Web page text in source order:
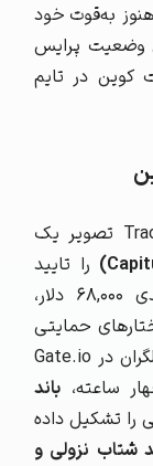
به‌قوت خود
وضعیت پرایس
کوین در تایم
بررسی تایم فریم سه ساعته در TradingView تصویر یک
را تایید
می‌کند. قیمت با سقوط از سطوح کلیدی ۶۸,۰۰۰ دلار،
تمام ساختارهای حمایتی
میان‌مدت را پشت سر گذاشته است. تحلیلگران در Gate.io
ساعته، باند
را تشکیل داده
شتاب نزولی و